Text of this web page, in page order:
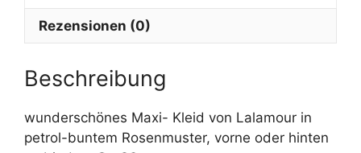
t
e
Rezensionen (0)
Beschreibung
wunderschönes Maxi- Kleid von Lalamour in
petrol-buntem Rosenmuster, vorne oder hinten